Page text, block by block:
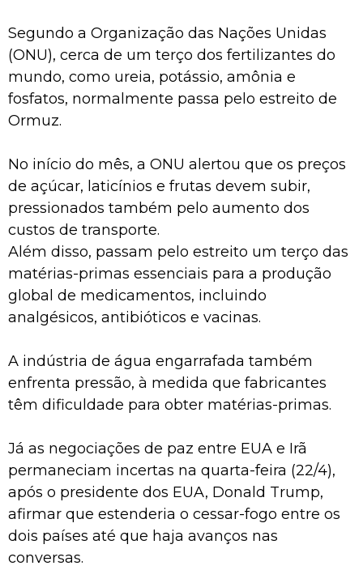
Segundo a Organização das Nações Unidas
(ONU), cerca de um terço dos fertilizantes do
mundo, como ureia, potássio, amônia e
fosfatos, normalmente passa pelo estreito de
Ormuz.
No início do mês, a ONU alertou que os preços
de açúcar, laticínios e frutas devem subir,
pressionados também pelo aumento dos
custos de transporte.
Além disso, passam pelo estreito um terço das
matérias-primas essenciais para a produção
global de medicamentos, incluindo
analgésicos, antibióticos e vacinas.
A indústria de água engarrafada também
enfrenta pressão, à medida que fabricantes
têm dificuldade para obter matérias-primas.
Já as negociações de paz entre EUA e Irã
permaneciam incertas na quarta-feira (22/4),
após o presidente dos EUA, Donald Trump,
afirmar que estenderia o cessar-fogo entre os
dois países até que haja avanços nas
conversas.